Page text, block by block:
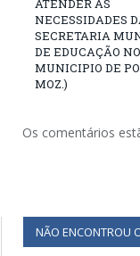
ATENDER AS
NECESSIDADES
SECRETARIA
DE EDUCAÇÃO NO
MUNICIPIO DE
MOZ.)
Os comentários
NÃO ENCONTROU